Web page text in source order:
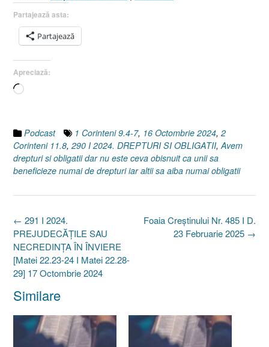
Partajează asta:
Partajează
Apreciază:
Încarc...
Podcast 1 Corinteni 9.4-7, 16 Octombrie 2024, 2
Corinteni 11.8, 290 I 2024. DREPTURI SI OBLIGATII,Avem
drepturi si obligatii dar nu este ceva obisnuit ca unii sa
beneficieze numai de drepturi iar altii sa aiba numai obligatii
Post
navigation
Foaia Creştinului Nr. 485 I D.
23 Februarie 2025 →
← 291 I 2024.
PREJUDECĂȚILE SAU
NECREDINȚA ÎN ÎNVIERE
[Matei 22.23-24 I Matei 22.28-
29] 17 Octombrie 2024
Similare